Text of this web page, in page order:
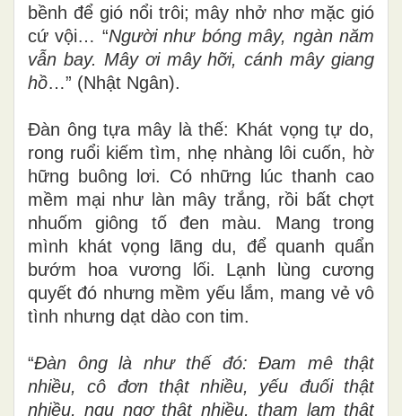
bềnh để gió nổi trôi; mây nhở nhơ mặc gió
cứ vội… “Người như bóng mây, ngàn năm
vẫn bay. Mây ơi mây hỡi, cánh mây giang
hồ…” (Nhật Ngân).
Đàn ông tựa mây là thế: Khát vọng tự do,
rong ruổi kiếm tìm, nhẹ nhàng lôi cuốn, hờ
hững buông lơi. Có những lúc thanh cao
mềm mại như làn mây trắng, rồi bất chợt
nhuốm giông tố đen màu. Mang trong
mình khát vọng lãng du, để quanh quẩn
bướm hoa vương lối. Lạnh lùng cương
quyết đó nhưng mềm yếu lắm, mang vẻ vô
tình nhưng dạt dào con tim.
“Đàn ông là như thế đó: Đam mê thật
nhiều, cô đơn thật nhiều, yếu đuối thật
nhiều, ngu ngơ thật nhiều, tham lam thật